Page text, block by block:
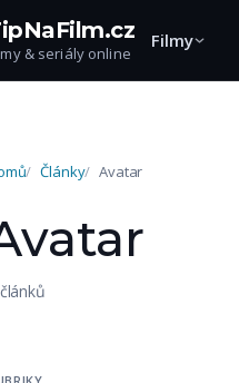
& seriály online
Filmy
Články Avatar